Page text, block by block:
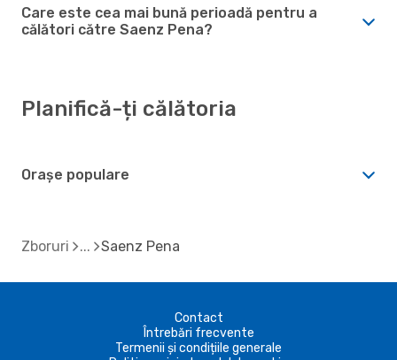
Care este cea mai bună perioadă pentru a
călători către Saenz Pena?
Planifică-ți călătoria
Orașe populare
Zboruri Saenz Pena
Contact
Întrebări frecvente
Termenii și condițiile generale